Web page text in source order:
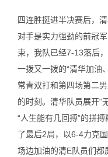
四连胜挺进半决赛后，
对手是实力强劲的前冠
束，我队已经7-13落后
一拨又一拨的“清华加油
常青双打和第四场第二
的时刻。清华队员展开“
“人生能有几回搏”的拼
了最后2局，以6-4力克
场边加油的清E队员们